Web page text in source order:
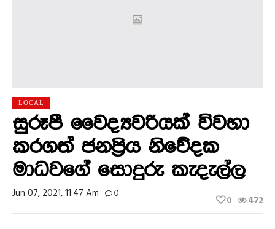
LOCAL
සුරූපී වෛද්‍යවරියක් විවහා
කරගත් ජනප්‍රිය නිවේදක
මාධවගේ සොදුරු කැදැල්ල
Jun 07, 2021, 11:47 Am 0 472
0